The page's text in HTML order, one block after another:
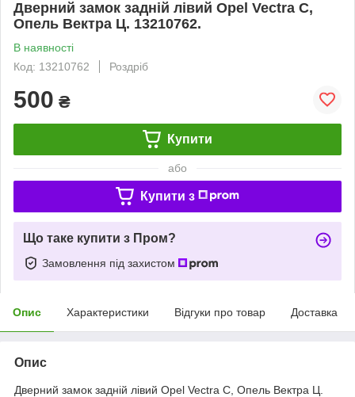
Дверний замок задній лівий Opel Vectra C,
Опель Вектра Ц. 13210762.
В наявності
Код: 13210762
Роздріб
500 ₴
Купити
або
Купити з
Що таке купити з Пром?
Замовлення під захистом
Опис Характеристики Відгуки про товар Доставка
Опис
Дверний замок задній лівий Opel Vectra C, Опель Вектра Ц.